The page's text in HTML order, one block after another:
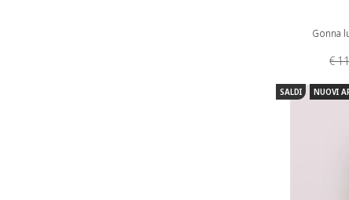
Gonna
€
SALDI NUOVI